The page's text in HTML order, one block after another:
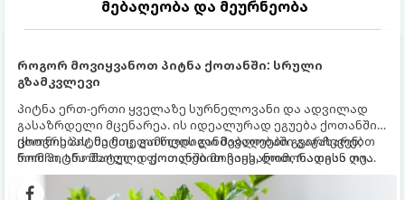
მებაღეობა და მეურნეობა
როგორ მოვიყვანოთ პიტნა ქოთანში: სრული
გზამკვლევი
პიტნა ერთ-ერთი ყველაზე სურნელოვანი და ადვილად
გასაზრდელი მცენარეა. ის იდეალურად ეგუება ქოთანში
ცხოვრებას, მეტიც, გამოცდილი მებაღეები გვირჩევენ,
რომ პიტნა მხოლოდ ქოთანში მოვიყვანოთ, რადგან ღია
გრუნტში (ბაღში) დარგვისას ის ფესვებით ძალიან
სწრაფად ვრცელდება და სხვა მცენარეებს ავიწროებს.
ქოთნის პიტნა მთელი წლის განმავლობაში გაგახარებთ
ნორჩი, არომატული ფოთლებით ჩაის, ლიმონათისა თუ
კერძებისთვის.